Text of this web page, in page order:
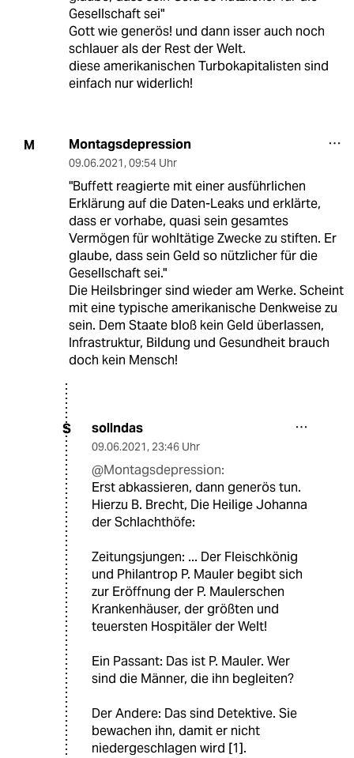
Gesellschaft sei"
Gott wie generös! und dann isser auch noch
schlauer als der Rest der Welt.
diese amerikanischen Turbokapitalisten sind
einfach nur widerlich!
M Montagsdepression
09.06.2021, 09:54 Uhr
"Buffett reagierte mit einer ausführlichen
Erklärung auf die Daten-Leaks und erklärte,
dass er vorhabe, quasi sein gesamtes
Vermögen für wohltätige Zwecke zu stiften. Er
glaube, dass sein Geld so nützlicher für die
Gesellschaft sei."
Die Heilsbringer sind wieder am Werke. Scheint
mit eine typische amerikanische Denkweise zu
sein. Dem Staate bloß kein Geld überlassen,
Infrastruktur, Bildung und Gesundheit brauch
doch kein Mensch!
S sollndas
09.06.2021, 23:46 Uhr
@Montagsdepression:
Erst abkassieren, dann generös tun.
Hierzu B. Brecht, Die Heilige Johanna
der Schlachthöfe:
Zeitungsjungen: ... Der Fleischkönig
und Philantrop P. Mauler begibt sich
zur Eröffnung der P. Maulerschen
Krankenhäuser, der größten und
teuersten Hospitäler der Welt!
Ein Passant: Das ist P. Mauler. Wer
sind die Männer, die ihn begleiten?
Der Andere: Das sind Detektive. Sie
bewachen ihn, damit er nicht
niedergeschlagen wird [1].